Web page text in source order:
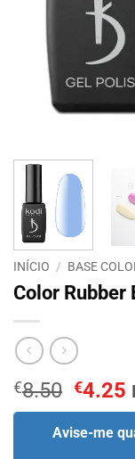
INÍCIO / BASE
Color Rubber
€8.50 O
preço
€4.25
Avise-me